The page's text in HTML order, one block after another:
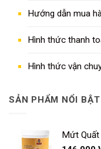
Hướng dẫn mua
Hình thức thanh
Hình thức vận
SẢN PHẨM NỔI BẬT
Mứt